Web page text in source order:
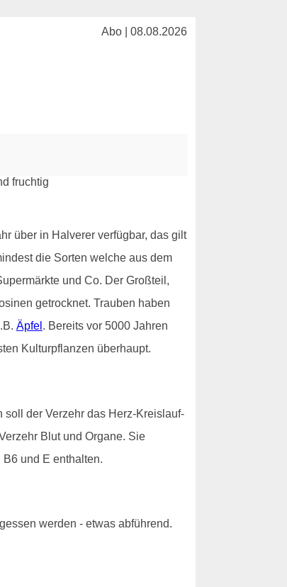
Abo | 08.08.2026
über in Halverer verfügbar, das gilt
die Sorten welche aus dem
und Co. Der Großteil,
getrocknet. Trauben haben
Äpfel . Bereits vor 5000 Jahren
Kulturpflanzen überhaupt.
der Verzehr das Herz-Kreislauf-
Blut und Organe. Sie
und E enthalten.
werden - etwas abführend.